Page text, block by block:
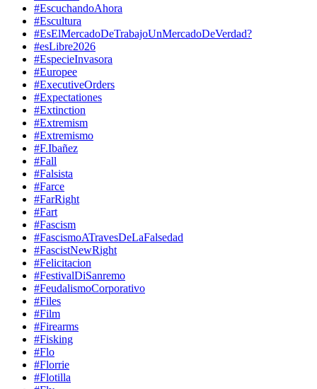
#EscuchandoAhora
#Escultura
#EsElMercadoDeTrabajoUnMercadoDeVerdad?
#esLibre2026
#EspecieInvasora
#Europee
#ExecutiveOrders
#Expectationes
#Extinction
#Extremism
#Extremismo
#F.Ibañez
#Fall
#Falsista
#Farce
#FarRight
#Fart
#Fascism
#FascismoATravesDeLaFalsedad
#FascistNewRight
#Felicitacion
#FestivalDiSanremo
#FeudalismoCorporativo
#Files
#Film
#Firearms
#Fisking
#Flo
#Florrie
#Flotilla